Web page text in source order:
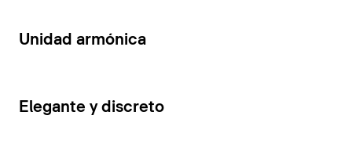
14
Unidad armónica
15
Elegante y discreto